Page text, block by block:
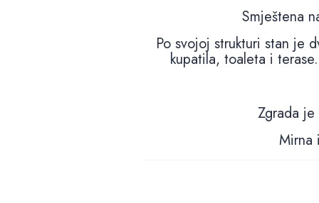
Smještena
Po svojoj strukturi stan je
kupatila, toaleta i
Zgrada
Mirna